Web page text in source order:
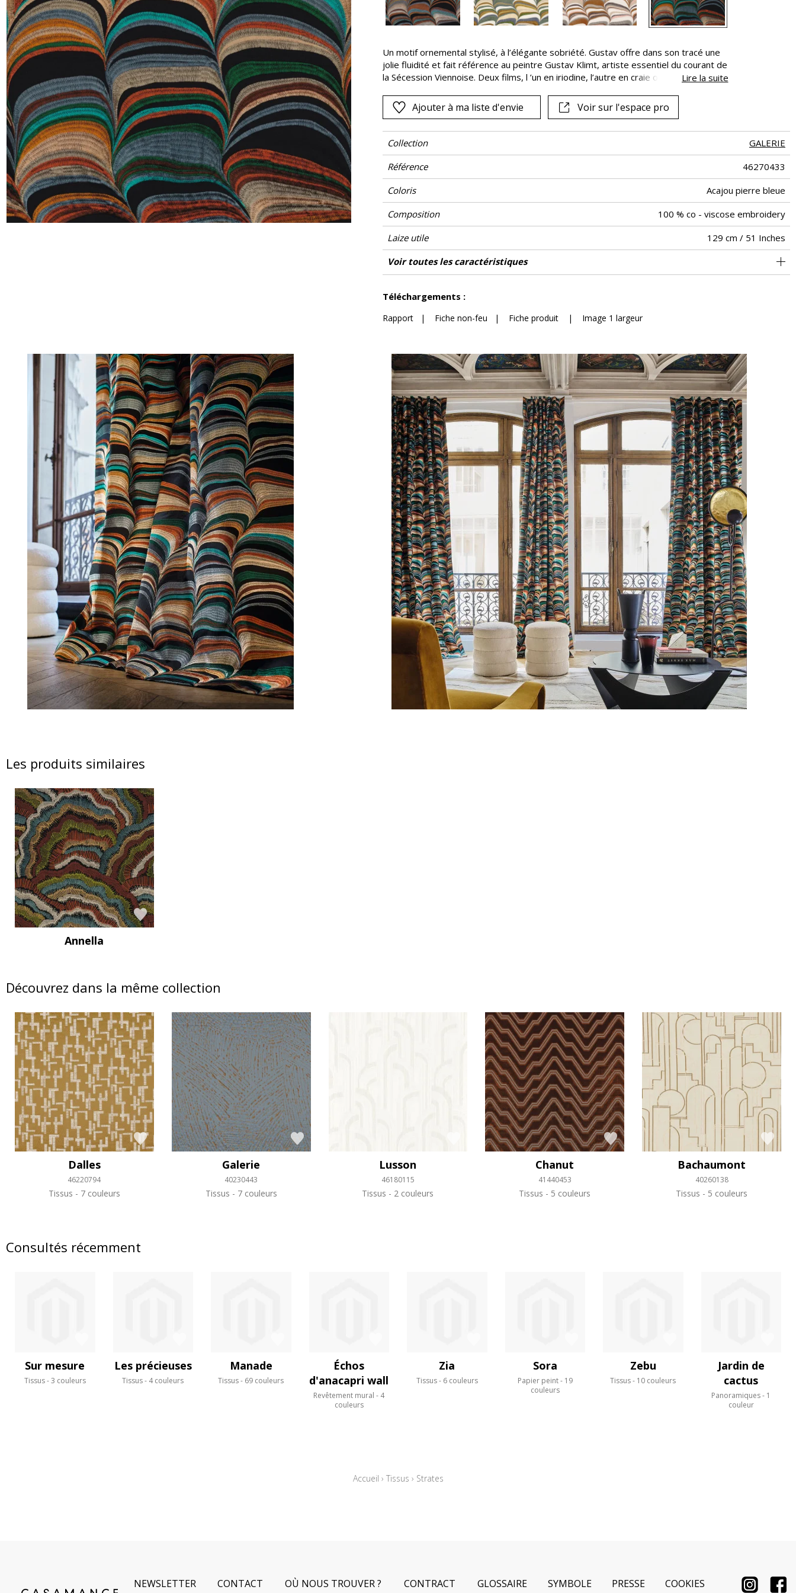
Satin
Taffetas
Velours
Rose
Vert
Violet
Un motif ornemental stylisé, à l’élégante sobriété. Gustav offre dans son tracé une
jolie fluidité et fait référence au peintre Gustav Klimt, artiste essentiel du courant de
la Sécession Viennoise. Deux films, l ’un en iriodine, l’autre en craie ou en laqueLire la suite
Ajouter à ma liste d'envie Voir sur l'espace pro
Collection
GALERIE
Référence
46270433
Coloris
Acajou pierre bleue
Composition
100 % co - viscose embroidery
Laize utile
129 cm / 51 Inches
Raccord
Raccord droit
Sens De large
Poids g/m² 350
Performance Accoustique aw - 0.15
Usage
Entretien
Pays d'origine Inde
Rapport Horizontal 44 cm / 17 Inches
Rapport Vertical 38 cm / 15 Inches
Caractéristiques Outdoor
Voir toutes les caractéristiques
Téléchargements :
Rapport| Fiche non-feu | Fiche produit | Image 1 largeur
Les produits similaires
Annella
Découvrez dans la même collection
Dalles
46220794
Tissus 7 couleurs
Galerie
40230443
Tissus 7 couleurs
Lusson
46180115
Tissus 2 couleurs
Chanut
41440453
Tissus 5 couleurs
Bachaumont
40260138
Tissus 5 couleurs
Consultés récemment
Sur mesure
Tissus 3 couleurs
Les précieuses
Tissus 4 couleurs
Manade
Tissus 69 couleurs
Échos
d'anacapri wall
Revêtement mural
4
couleurs
Zia
Tissus 6 couleurs
Sora
Papier peint
19
couleurs
Zebu
Tissus 10 couleurs
Jardin de
cactus
Panoramiques
1
couleur
Accueil › Tissus › Strates
NEWSLETTER CONTACT OÙ NOUS TROUVER ? CONTRACT GLOSSAIRE SYMBOLE PRESSE COOKIES